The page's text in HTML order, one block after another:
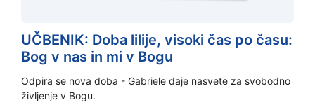
UČBENIK: Doba lilije, visoki čas po času:
Bog v nas in mi v Bogu
Odpira se nova doba - Gabriele daje nasvete za svobodno
življenje v Bogu.